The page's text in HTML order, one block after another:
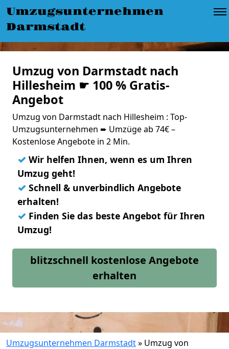
Umzugsunternehmen
Darmstadt
Umzug von Darmstadt nach
Hillesheim ☛ 100 % Gratis-
Angebot
Umzug von Darmstadt nach Hillesheim : Top-
Umzugsunternehmen ➨ Umzüge ab 74€ –
Kostenlose Angebote in 2 Min.
✓ Wir helfen Ihnen, wenn es um Ihren
Umzug geht!
✓ Schnell & unverbindlich Angebote
erhalten!
✓ Finden Sie das beste Angebot für Ihren
Umzug!
blitzschnell kostenlose Angebote
erhalten
Umzugsunternehmen Darmstadt» Umzug von